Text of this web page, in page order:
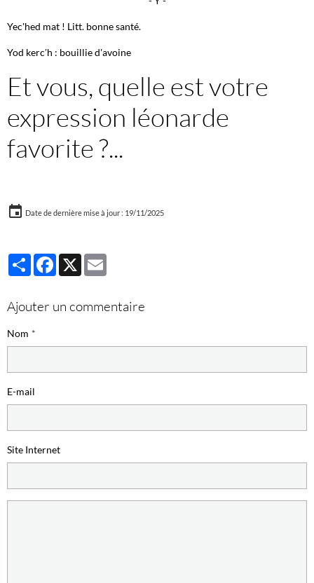
Yec'hed mat ! Litt. bonne santé.
Yod kerc′h : bouillie d'avoine
Et vous, quelle est votre
expression léonarde
favorite ?...
Date de dernière mise à jour : 19/11/2025
PartagerFacebook
X
Ajouter un commentaire
Nom
E-mail
Site Internet